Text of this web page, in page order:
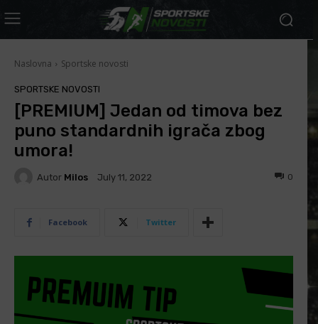
Naslovna Sportske novosti
SPORTSKE NOVOSTI
[PREMIUM] Jedan od timova bez
puno standardnih igrača zbog
umora!
Autor Milos July 11, 2022 0
Facebook Twitter